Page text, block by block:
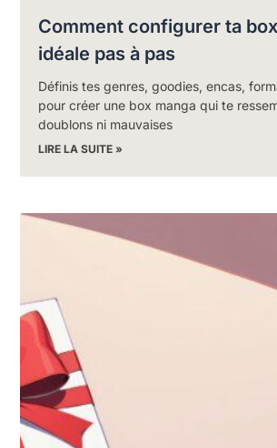
Comment configurer ta
idéale pas à pas
Définis tes genres, goodies, encas,
pour créer une box manga qui te
doublons ni mauvaises
LIRE LA SUITE »